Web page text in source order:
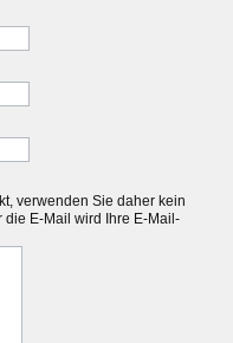
verwenden Sie daher kein
die E-Mail wird Ihre E-Mail-